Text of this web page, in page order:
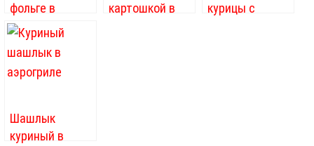
фольге в
аэрогриле
картошкой в
курицы с
Шашлык
куриный в